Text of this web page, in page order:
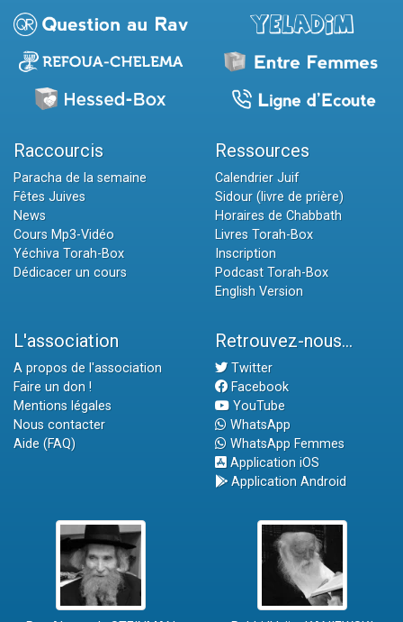
Raccourcis
Paracha de la semaine
Fêtes Juives
News
Cours Mp3-Vidéo
Yéchiva Torah-Box
Dédicacer un cours
Ressources
Calendrier Juif
Sidour (livre de prière)
Horaires de Chabbath
Livres Torah-Box
Inscription
Podcast Torah-Box
English Version
L'association
A propos de l'association
Faire un don !
Mentions légales
Nous contacter
Aide (FAQ)
Retrouvez-nous...
Twitter
Facebook
YouTube
WhatsApp
WhatsApp Femmes
Application iOS
Application Android